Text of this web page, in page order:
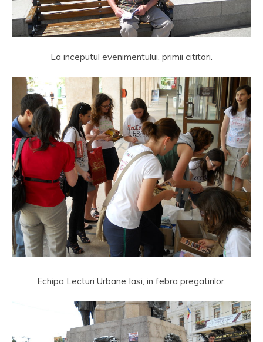
La inceputul evenimentului, primii cititori.
Echipa Lecturi Urbane Iasi, in febra pregatirilor.